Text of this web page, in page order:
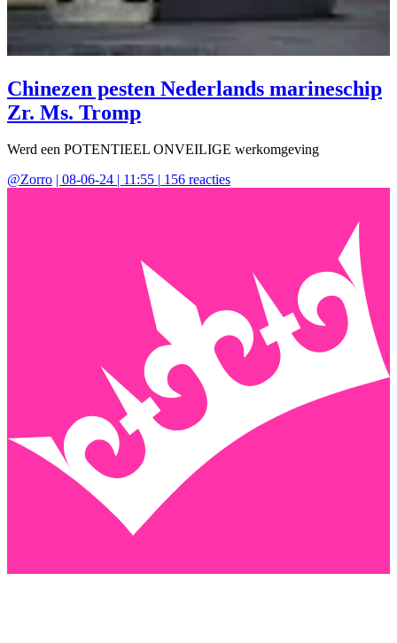
Chinezen pesten Nederlands marineschip
Zr. Ms. Tromp
Werd een POTENTIEEL ONVEILIGE werkomgeving
@Zorro | 08-06-24 | 11:55 | 156 reacties